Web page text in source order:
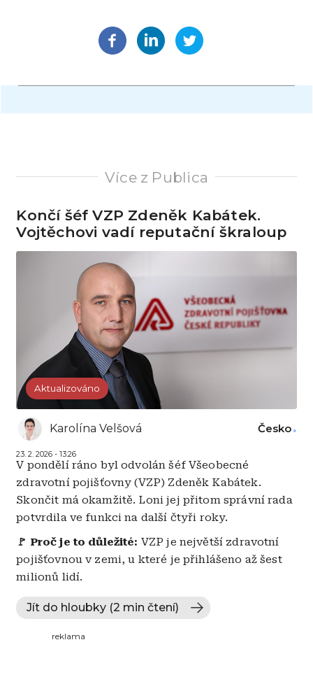
Více z Publica
Končí šéf VZP Zdeněk Kabátek.
Vojtěchovi vadí reputační škraloup
Aktualizováno
Karolína Velšová
23. 2. 2026 - 13:26
Česko
V pondělí ráno byl odvolán šéf Všeobecné
zdravotní pojišťovny (VZP) Zdeněk Kabátek.
Skončit má okamžitě. Loni jej přitom správní rada
potvrdila ve funkci na další čtyři roky.
🚩 Proč je to důležité: VZP je největší zdravotní
pojišťovnou v zemi, u které je přihlášeno až šest
milionů lidí.
Jít do hloubky (2 min čtení)
reklama